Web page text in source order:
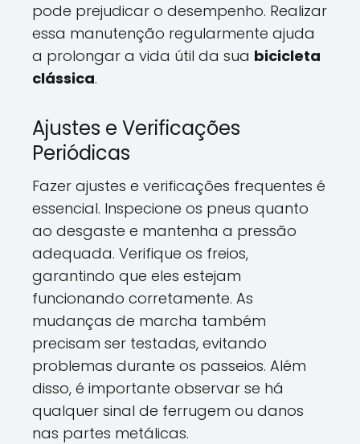
pode prejudicar o desempenho. Realizar
essa manutenção regularmente ajuda
a prolongar a vida útil da sua bicicleta
clássica.
Ajustes e Verificações
Periódicas
Fazer ajustes e verificações frequentes é
essencial. Inspecione os pneus quanto
ao desgaste e mantenha a pressão
adequada. Verifique os freios,
garantindo que eles estejam
funcionando corretamente. As
mudanças de marcha também
precisam ser testadas, evitando
problemas durante os passeios. Além
disso, é importante observar se há
qualquer sinal de ferrugem ou danos
nas partes metálicas.